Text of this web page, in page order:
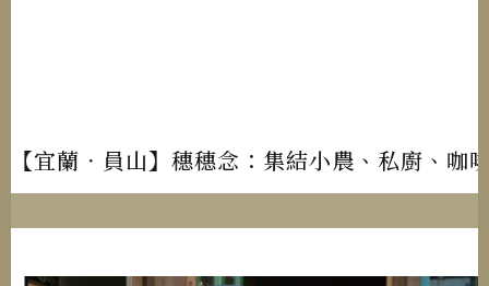
【宜蘭．員山】穗穗念：集結小農、私廚、咖